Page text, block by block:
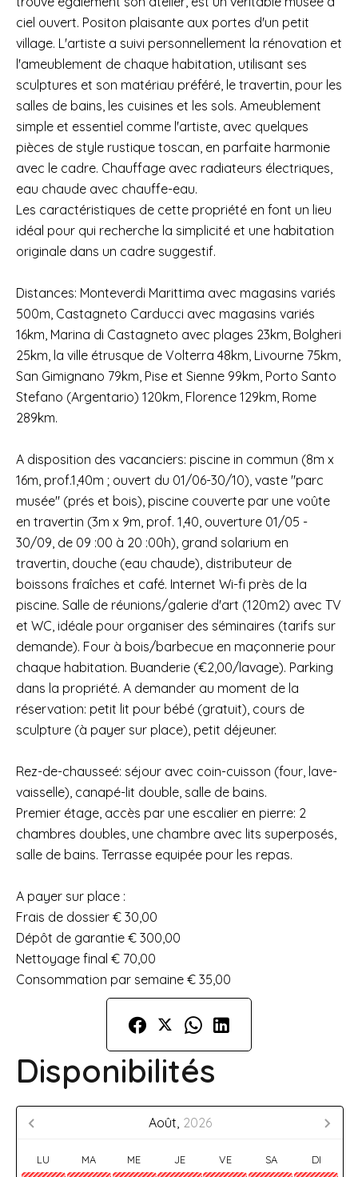
ciel ouvert. Positon plaisante aux portes d'un petit
village. L'artiste a suivi personnellement la rénovation et
l'ameublement de chaque habitation, utilisant ses
sculptures et son matériau préféré, le travertin, pour les
salles de bains, les cuisines et les sols. Ameublement
simple et essentiel comme l'artiste, avec quelques
pièces de style rustique toscan, en parfaite harmonie
avec le cadre. Chauffage avec radiateurs électriques,
eau chaude avec chauffe-eau.
Les caractéristiques de cette propriété en font un lieu
idéal pour qui recherche la simplicité et une habitation
originale dans un cadre suggestif.
Distances: Monteverdi Marittima avec magasins variés
500m, Castagneto Carducci avec magasins variés
16km, Marina di Castagneto avec plages 23km, Bolgheri
25km, la ville étrusque de Volterra 48km, Livourne 75km,
San Gimignano 79km, Pise et Sienne 99km, Porto Santo
Stefano (Argentario) 120km, Florence 129km, Rome
289km.
A disposition des vacanciers: piscine in commun (8m x
16m, prof.1,40m ; ouvert du 01/06-30/10), vaste "parc
musée" (prés et bois), piscine couverte par une voûte
en travertin (3m x 9m, prof. 1,40, ouverture 01/05 -
30/09, de 09 :00 à 20 :00h), grand solarium en
travertin, douche (eau chaude), distributeur de
boissons fraîches et café. Internet Wi-fi près de la
piscine. Salle de réunions/galerie d'art (120m2) avec TV
et WC, idéale pour organiser des séminaires (tarifs sur
demande). Four à bois/barbecue en maçonnerie pour
chaque habitation. Buanderie (€2,00/lavage). Parking
dans la propriété. A demander au moment de la
réservation: petit lit pour bébé (gratuit), cours de
sculpture (à payer sur place), petit déjeuner.
Rez-de-chausseé: séjour avec coin-cuisson (four, lave-
vaisselle), canapé-lit double, salle de bains.
Premier étage, accès par une escalier en pierre: 2
chambres doubles, une chambre avec lits superposés,
salle de bains. Terrasse equipée pour les repas.
A payer sur place :
Frais de dossier € 30,00
Dépôt de garantie € 300,00
Nettoyage final € 70,00
Consommation par semaine € 35,00
Disponibilités
Août, 2026
LU MA ME JE VE SA DI